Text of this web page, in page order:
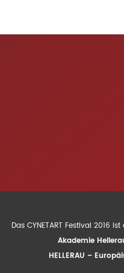
Das CYNETART Festival 2016
Akademie
HELLERAU –